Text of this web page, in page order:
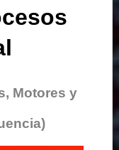
Motores y